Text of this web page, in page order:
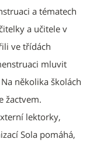
a tématech
a učitele v
ve třídách
mluvit
několika školách
žactvem.
lektorky,
Sola pomáhá,